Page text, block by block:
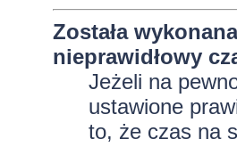
Została
nieprawidłowy
Jeżeli na
ustawione
to, że czas na